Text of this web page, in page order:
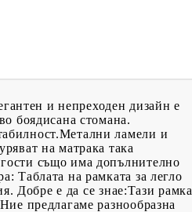
и непреходен дизайн е
боядисана стомана.
ламели и
на матрака така
също има допълнително
Таблата на рамката за легло
Добре е да се знае:Тази рамка
предлагаме разнообразна